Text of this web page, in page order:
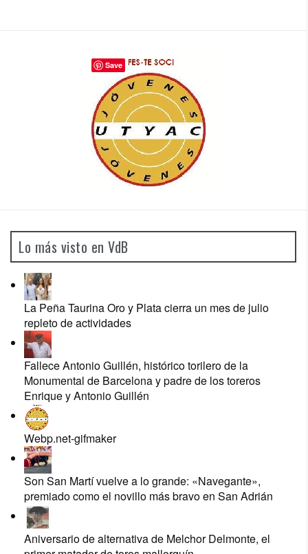
Lo más visto en VdB
La Peña Taurina Oro y Plata cierra un mes de julio
repleto de actividades
Fallece Antonio Guillén, histórico torilero de la
Monumental de Barcelona y padre de los toreros
Enrique y Antonio Guillén
Webp.net-gifmaker
Son San Martí vuelve a lo grande: «Navegante»,
premiado como el novillo más bravo en San Adrián
Aniversario de alternativa de Melchor Delmonte, el
Save